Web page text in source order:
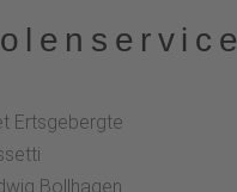
Ertsgebergte
Bollhagen